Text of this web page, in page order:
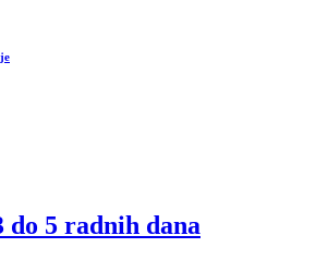
do 5 radnih dana